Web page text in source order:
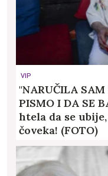
VIP
"NARUČILA
PISMO I DA SE
htela da se
čoveka! (FOTO)